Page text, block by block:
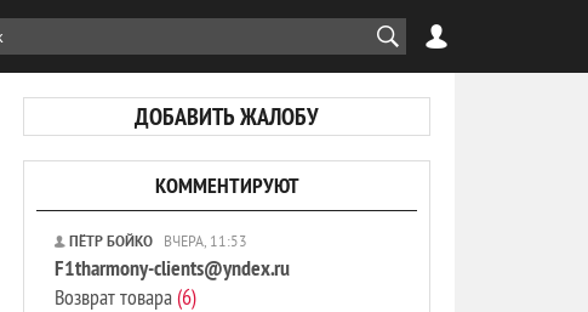
ДОБАВИТЬ ЖАЛОБУ
КОММЕНТИРУЮТ
ПЁТР БОЙКО ВЧЕРА, 11:53
F1tharmony-clients@yndex.ru
Возврат товара(6)